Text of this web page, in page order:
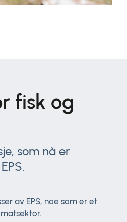
fisk og
som nå er
av EPS, noe som er et